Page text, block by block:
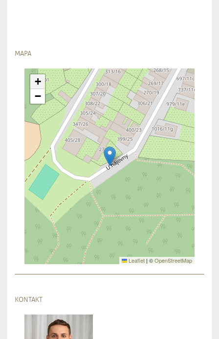
MAPA
+
−
Leaflet | ©OpenStreetMap
KONTAKT